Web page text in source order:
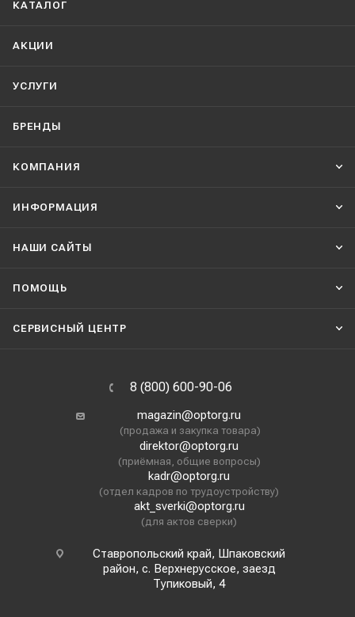
КАТАЛОГ
АКЦИИ
УСЛУГИ
БРЕНДЫ
КОМПАНИЯ
ИНФОРМАЦИЯ
НАШИ CАЙТЫ
ПОМОЩЬ
СЕРВИСНЫЙ ЦЕНТР
8 (800) 600-90-06
magazin@optorg.ru
(продажа и закупка товара)
direktor@optorg.ru
(приёмная, общие вопросы)
kadr@optorg.ru
(отдел кадров по трудоустройству)
akt_sverki@optorg.ru
(для актов сверки)
Ставропольский край, Шпаковский
район, с. Верхнерусское, заезд
Тупиковый, 4